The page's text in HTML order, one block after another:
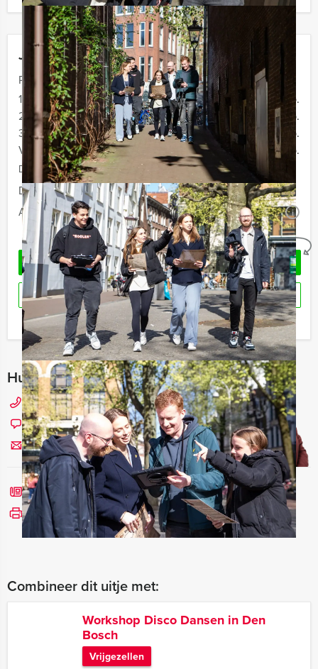
Jouw uitje
Prijs :
12 - 19 personen
€ 34,50 p.p.
20 - 29 personen
€ 32,50 p.p.
30 - 39 personen
€ 29,50 p.p.
Vanaf 40 personen
€ 27,50 p.p.
De prijzen zijn exclusief BTW
Duur:
2 uur en 30 minuten
Aantal:
Minimaal 12 personen i
Geheel vrijblijvend
OFFERTE AANVRAGEN
RESERVEREN
Ik heb een vraag over dit uitje
Hulp nodig bij het kiezen?
073 20 20 980
Chat met Maaike
Stuur ons een mailtje
Bel mij terug
Bekijk printbare versie
Combineer dit uitje met:
Workshop Disco Dansen in Den
Bosch
Vrijgezellen